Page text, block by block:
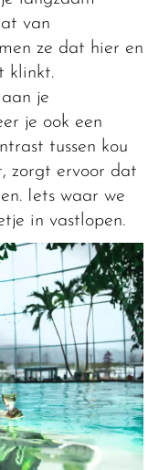
van
ze dat hier en
klinkt.
je
je ook een
tussen kou
zorgt ervoor dat
Iets waar we
in vastlopen.